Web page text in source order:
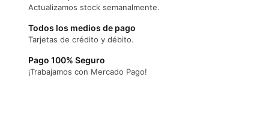
Actualizamos stock semanalmente.
Todos los medios de pago
Tarjetas de crédito y débito.
Pago 100% Seguro
¡Trabajamos con Mercado Pago!